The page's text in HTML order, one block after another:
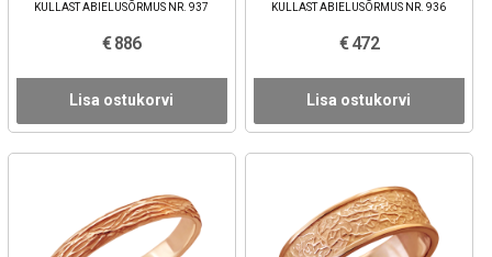
KULLAST ABIELUSÕRMUS NR. 937
€ 886
Lisa ostukorvi
KULLAST ABIELUSÕRMUS NR. 936
€ 472
Lisa ostukorvi